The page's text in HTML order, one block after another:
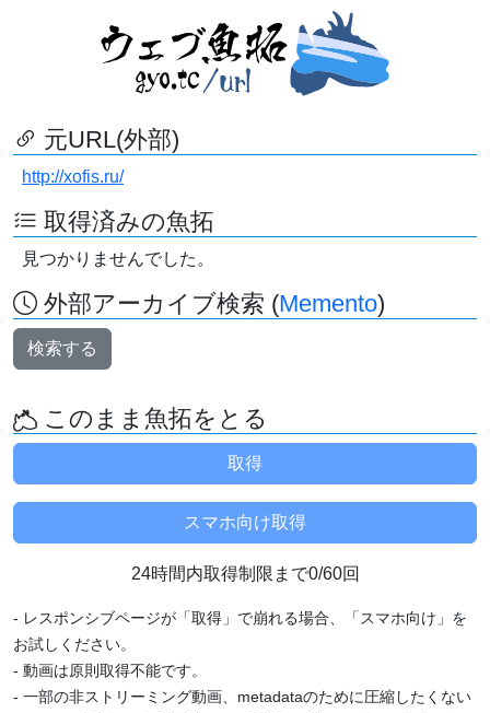
元URL(外部)
http://xofis.ru/
取得済みの魚拓
見つかりませんでした。
外部アーカイブ検索 (Memento)
検索する
このまま魚拓をとる
24時間内取得制限まで0/60回
- レスポンシブページが「取得」で崩れる場合、「スマホ向け」を
お試しください。
- 動画は原則取得不能です。
- 一部の非ストリーミング動画、metadataのために圧縮したくない